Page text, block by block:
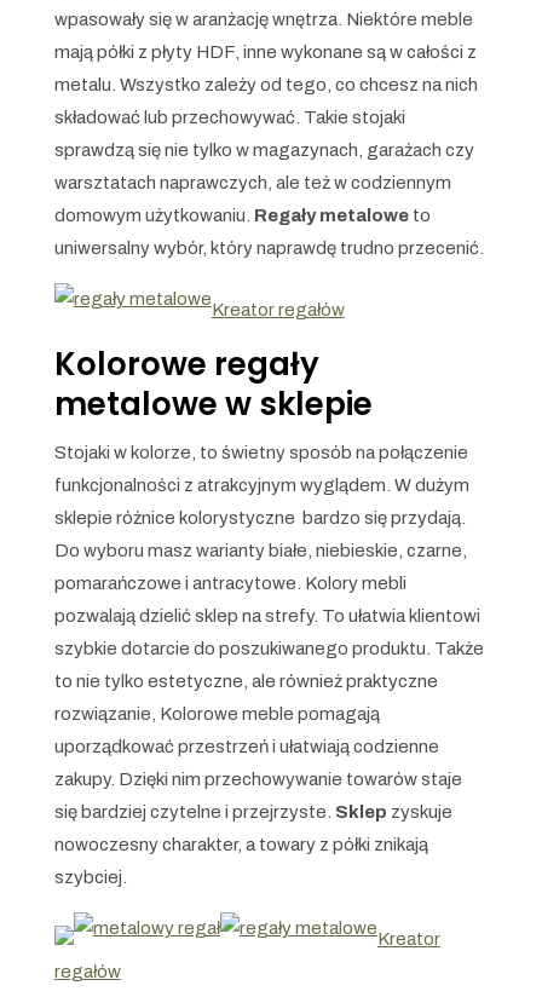
wpasowały się w aranżację wnętrza. Niektóre meble
mają półki z płyty HDF, inne wykonane są w całości z
metalu. Wszystko zależy od tego, co chcesz na nich
składować lub przechowywać. Takie stojaki
sprawdzą się nie tylko w magazynach, garażach czy
warsztatach naprawczych, ale też w codziennym
domowym użytkowaniu. Regały metaloweto
uniwersalny wybór, który naprawdę trudno przecenić.
Kreator regałów
Kolorowe regały
metalowe w sklepie
Stojaki w kolorze, to świetny sposób na połączenie
funkcjonalności z atrakcyjnym wyglądem. W dużym
sklepie różnice kolorystyczne bardzo się przydają.
Do wyboru masz warianty białe, niebieskie, czarne,
pomarańczowe i antracytowe. Kolory mebli
pozwalają dzielić sklep na strefy. To ułatwia klientowi
szybkie dotarcie do poszukiwanego produktu. Także
to nie tylko estetyczne, ale również praktyczne
rozwiązanie, Kolorowe meble pomagają
uporządkować przestrzeń i ułatwiają codzienne
zakupy. Dzięki nim przechowywanie towarów staje
się bardziej czytelne i przejrzyste. Sklep zyskuje
nowoczesny charakter, a towary z półki znikają
szybciej.
Kreator
regałów